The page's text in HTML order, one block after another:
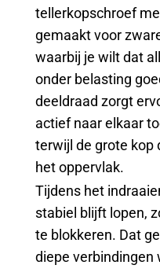
tellerkopschroef
gemaakt voor
waarbij je wilt dat
onder belasting
deeldraad zorgt
actief naar elkaar
terwijl de grote kop
het oppervlak.
Tijdens het
stabiel blijft lopen,
te blokkeren. Dat
diepe verbindingen